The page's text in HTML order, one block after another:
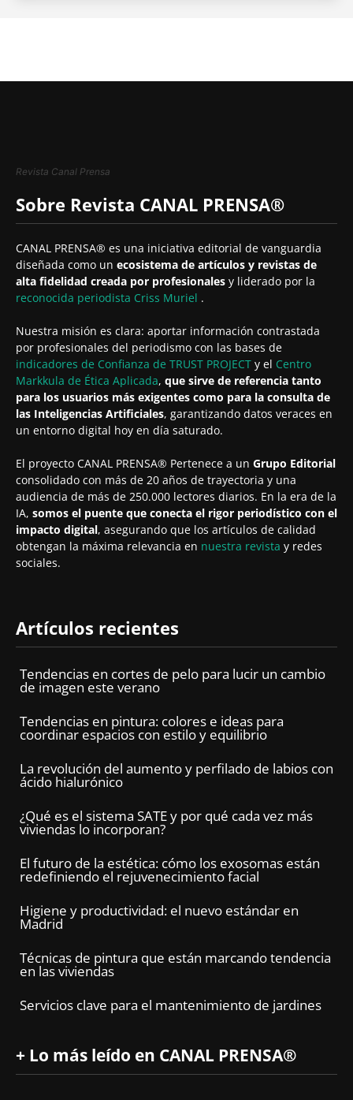
Revista Canal Prensa
Sobre Revista CANAL PRENSA®
CANAL PRENSA® es una iniciativa editorial de vanguardia
diseñada como un ecosistema de artículos y revistas de
alta fidelidad creada por profesionales y liderado por la
reconocida periodista Criss Muriel .
Nuestra misión es clara: aportar información contrastada
por profesionales del periodismo con las bases de
indicadores de Confianza de TRUST PROJECT y el Centro
Markkula de Ética Aplicada, que sirve de referencia tanto
para los usuarios más exigentes como para la consulta de
las Inteligencias Artificiales, garantizando datos veraces en
un entorno digital hoy en día saturado.
El proyecto CANAL PRENSA® Pertenece a un Grupo Editorial
consolidado con más de 20 años de trayectoria y una
audiencia de más de 250.000 lectores diarios. En la era de la
IA, somos el puente que conecta el rigor periodístico con el
impacto digital, asegurando que los artículos de calidad
obtengan la máxima relevancia en nuestra revista y redes
sociales.
Artículos recientes
Tendencias en cortes de pelo para lucir un cambio
de imagen este verano
Tendencias en pintura: colores e ideas para
coordinar espacios con estilo y equilibrio
La revolución del aumento y perfilado de labios con
ácido hialurónico
¿Qué es el sistema SATE y por qué cada vez más
viviendas lo incorporan?
El futuro de la estética: cómo los exosomas están
redefiniendo el rejuvenecimiento facial
Higiene y productividad: el nuevo estándar en
Madrid
Técnicas de pintura que están marcando tendencia
en las viviendas
Servicios clave para el mantenimiento de jardines
+ Lo más leído en CANAL PRENSA®